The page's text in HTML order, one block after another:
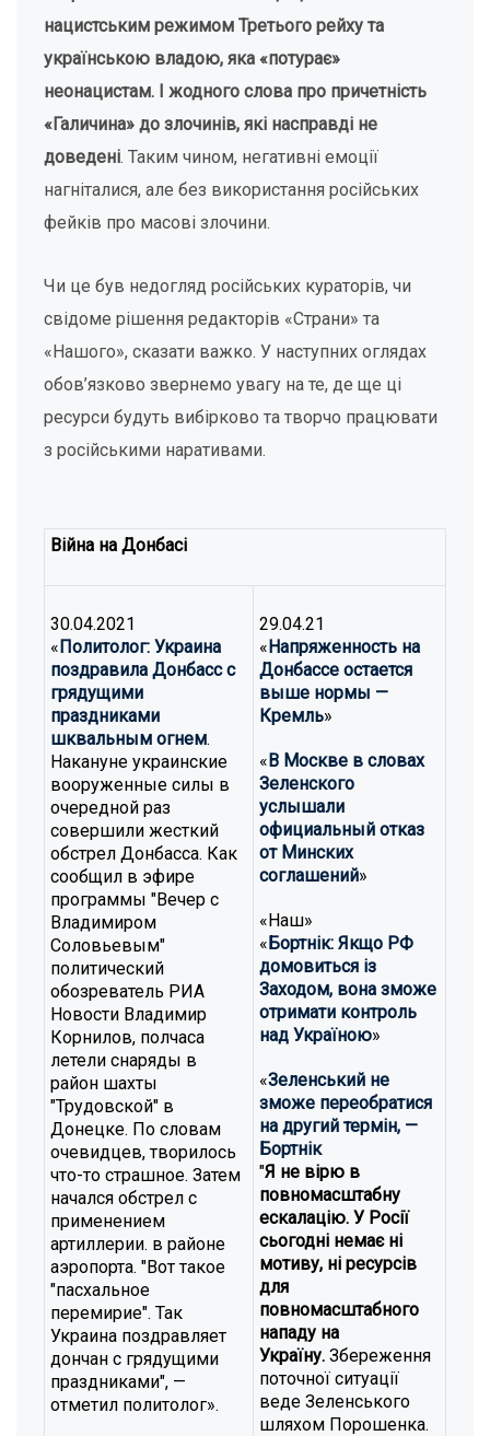
нацистським режимом Третього рейху та
українською владою, яка «потурає»
неонацистам. І жодного слова про причетність
«Галичина» до злочинів, які насправді не
доведені. Таким чином, негативні емоції
нагніталися, але без використання російських
фейків про масові злочини.
Чи це був недогляд російських кураторів, чи
свідоме рішення редакторів «Страни» та
«Нашого», сказати важко. У наступних оглядах
обов’язково звернемо увагу на те, де ще ці
ресурси будуть вибірково та творчо працювати
з російськими наративами.
Війна на Донбасі
30.04.2021
«Политолог: Украина
поздравила Донбасс с
грядущими
праздниками
шквальным огнем.
Накануне украинские
вооруженные силы в
очередной раз
совершили жесткий
обстрел Донбасса. Как
сообщил в эфире
программы "Вечер с
Владимиром
Соловьевым"
политический
обозреватель РИА
Новости Владимир
Корнилов, полчаса
летели снаряды в
район шахты
"Трудовской" в
Донецке. По словам
очевидцев, творилось
что-то страшное. Затем
начался обстрел с
применением
артиллерии. в районе
аэропорта. "Вот такое
"пасхальное
перемирие". Так
Украина поздравляет
дончан с грядущими
праздниками", —
отметил политолог».
29.04.21
«Напряженность на
Донбассе остается
выше нормы —
Кремль»
«В Москве в словах
Зеленского
услышали
официальный отказ
от Минских
соглашений»
«Наш»
«Бортнік: Якщо РФ
домовиться із
Заходом, вона зможе
отримати контроль
над Україною»
«Зеленський не
зможе переобратися
на другий термін, —
Бортнік
"Я не вірю в
повномасштабну
ескалацію. У Росії
сьогодні немає ні
мотиву, ні ресурсів
для
повномасштабного
нападу на
Україну. Збереження
поточної ситуації
веде Зеленського
шляхом Порошенка.